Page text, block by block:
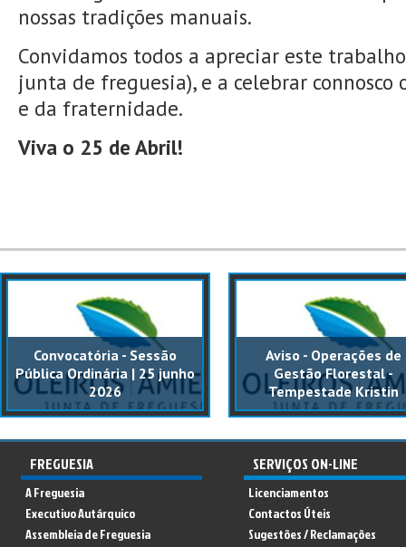
nossas tradições manuais.
Convidamos todos a apreciar este
junta de freguesia), e a celebrar connosco
e da fraternidade.
Viva o 25 de Abril!
Convocatória - Sessão
Pública Ordinária | 25 junho
2026
Aviso - Operações de
Gestão Florestal -
Tempestade Kristin
FREGUESIA
A Freguesia
Executivo Autárquico
Assembleia de Freguesia
SERVIÇOS ON-LINE
Licenciamentos
Contactos Úteis
Sugestões / Reclamações